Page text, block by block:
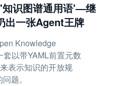
识图谱通用语'—继
出一张Agent王牌
Knowledge
以带YAML前置元数
表示知识的开放规
题。